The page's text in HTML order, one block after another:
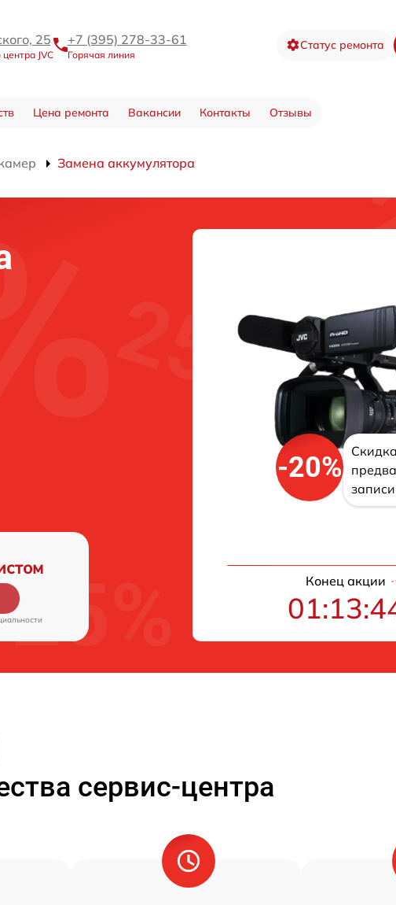
25
JVC
+7 (395) 278-33-61
Горячая линия
Статус ремонта
Цена ремонта Вакансии Контакты Отзывы
Замена аккумулятора
-20%
Конец акции
сервис-центра